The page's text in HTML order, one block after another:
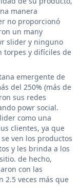
manera
no proporcionó
un many
slider y ninguno
torpes y difíciles de
emergente de
del 250% (más de
sus redes
powr social.
como una
clientes, ya que
ven los productos
y les brinda a los
de hecho,
con las
2.5 veces más que